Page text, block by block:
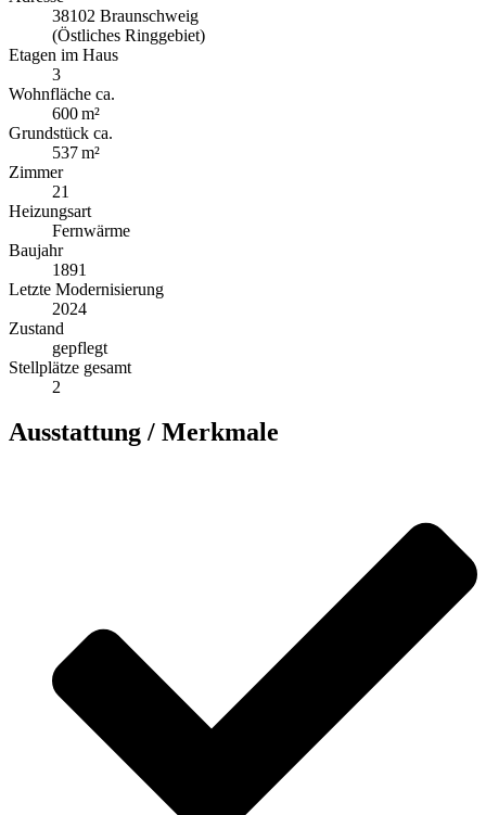
38102 Braunschweig
(Östliches Ringgebiet)
Etagen im Haus
3
Wohnfläche ca.
600 m²
Grund­stück ca.
537 m²
Zimmer
21
Heizungsart
Fernwärme
Baujahr
1891
Letzte Modernisierung
2024
Zustand
gepflegt
Stellplätze gesamt
2
Ausstattung / Merkmale